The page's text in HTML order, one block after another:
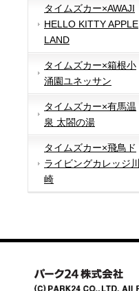
タイムズカー×AWAJI
HELLO KITTY APPLE
LAND
タイムズカー×箱根小
涌園ユネッサン
タイムズカー×有馬温
泉 太閤の湯
タイムズカー×飛鳥ド
ライビングカレッジ川
崎